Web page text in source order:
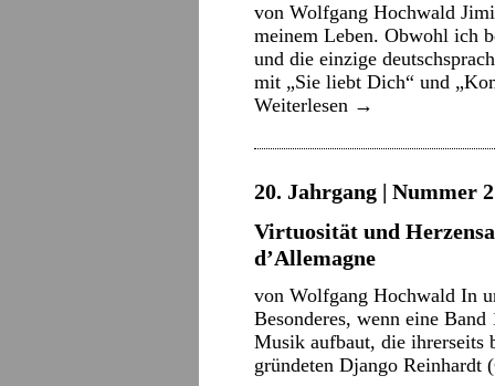
von Wolfgang Hochwald
meinem Leben. Obwohl ich
und die einzige
mit „Sie liebt Dich“ und
Weiterlesen →
20. Jahrgang | Nummer
Virtuosität und
d’Allemagne
von Wolfgang Hochwald In
Besonderes, wenn eine
Musik aufbaut, die ihrerseits
gründeten Django